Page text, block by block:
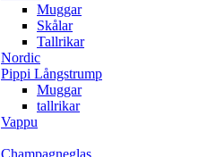
Muggar
Skålar
Tallrikar
Nordic
Pippi Långstrump
Muggar
tallrikar
Vappu
Champagneglas